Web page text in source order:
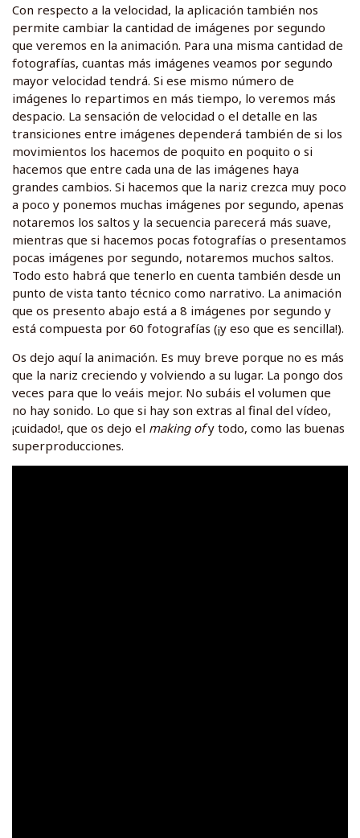
Con respecto a la velocidad, la aplicación también nos
permite cambiar la cantidad de imágenes por segundo
que veremos en la animación. Para una misma cantidad de
fotografías, cuantas más imágenes veamos por segundo
mayor velocidad tendrá. Si ese mismo número de
imágenes lo repartimos en más tiempo, lo veremos más
despacio. La sensación de velocidad o el detalle en las
transiciones entre imágenes dependerá también de si los
movimientos los hacemos de poquito en poquito o si
hacemos que entre cada una de las imágenes haya
grandes cambios. Si hacemos que la nariz crezca muy poco
a poco y ponemos muchas imágenes por segundo, apenas
notaremos los saltos y la secuencia parecerá más suave,
mientras que si hacemos pocas fotografías o presentamos
pocas imágenes por segundo, notaremos muchos saltos.
Todo esto habrá que tenerlo en cuenta también desde un
punto de vista tanto técnico como narrativo. La animación
que os presento abajo está a 8 imágenes por segundo y
está compuesta por 60 fotografías (¡y eso que es sencilla!).
Os dejo aquí la animación. Es muy breve porque no es más
que la nariz creciendo y volviendo a su lugar. La pongo dos
veces para que lo veáis mejor. No subáis el volumen que
no hay sonido. Lo que si hay son extras al final del vídeo,
¡cuidado!, que os dejo el making ofy todo, como las buenas
superproducciones.